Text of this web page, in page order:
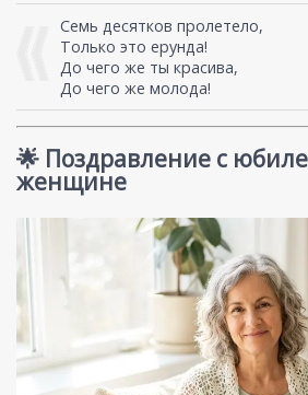
Семь десятков пролетело,
Только это ерунда!
До чего же ты красива,
До чего же молода!
🌟 Поздравление с
женщине